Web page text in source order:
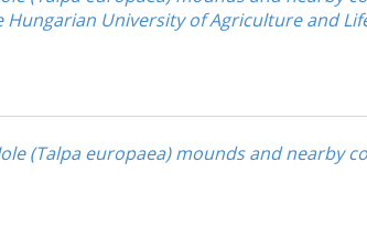
University of Agriculture and
(Talpa europaea) mounds and nearby